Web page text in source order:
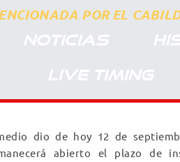
POR EL
NOTICIAS
LIVE TIMING
dio de hoy 12 de
abierto el plazo de